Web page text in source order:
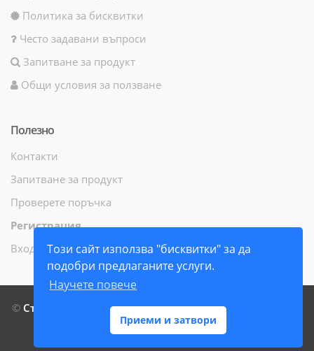
Този сайт използва "бисквитки" за да
подобри предлаганите услуги.
Научете повече
Приеми и затвори
Политика за бисквитки
Често задавани въпроси
Запитване за продукт
Общи условия за ползване
Полезно
Контакти
Запитване за продукт
Проверете поръчка
Регистрация
Вход
© СтамилиБук ЕООД- Всички права запазени - 2014 г. -
2026 г.